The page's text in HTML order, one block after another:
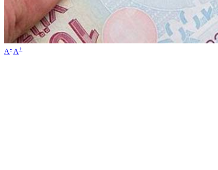
A- A+